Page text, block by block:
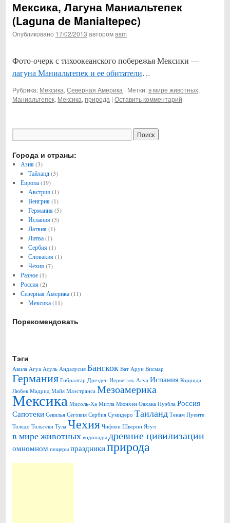
Мексика, Лагуна Маниальтепек
(Laguna de Manialtepec)
Опубликовано 17/02/2013 авторомasm
Фото-очерк с тихоокеанского побережья Мексики —
лагуна Маниальтепек и ее обитатели…
Рубрика: Мексика, Северная Америка | Метки:в мире животных,
Маниальтепек, Мексика, природа | Оставить комментарий
Города и страны:
Азия(3)
Тайланд(3)
Европа(19)
Австрия(1)
Венгрия(1)
Германия(5)
Испания(3)
Латвия(1)
Литва(1)
Сербия(1)
Словакия(1)
Чехия(7)
Разное(1)
Россия(2)
Северная Америка(11)
Мексика(11)
Порекомендовать
Тэги
Авила Агуа Асуль Андалусия Бангкок Ват Арун Висмар
Германия Гибралтар Дрезден Иерве-эль-Агуа Испания Коррида
Любек Мадрид Майя Маэстранса Мезоамерика
Мексика Мисоль-Ха Митла Мюнхен Оахака Пуэбла Россия
Сапотеки Севилья Сеговия Сербия Сумидеро Таиланд Тенам Пуенте
Толедо Тольтеки Тула Чехия Чифлон Шверин Ягул
в мире животных водопады древние цивилизации
омномном пещеры праздникиприрода